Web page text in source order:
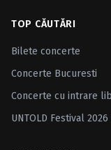
TOP CĂUTĂRI
Bilete concerte
Concerte Bucuresti
Concerte cu intrare
UNTOLD Festival 2026